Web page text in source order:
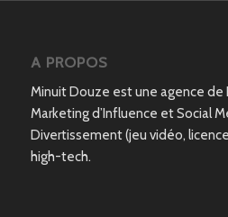
A PROPOS
Minuit Douze est une agence de
Marketing d’Influence et Social
Divertissement (jeu vidéo,
high-tech.